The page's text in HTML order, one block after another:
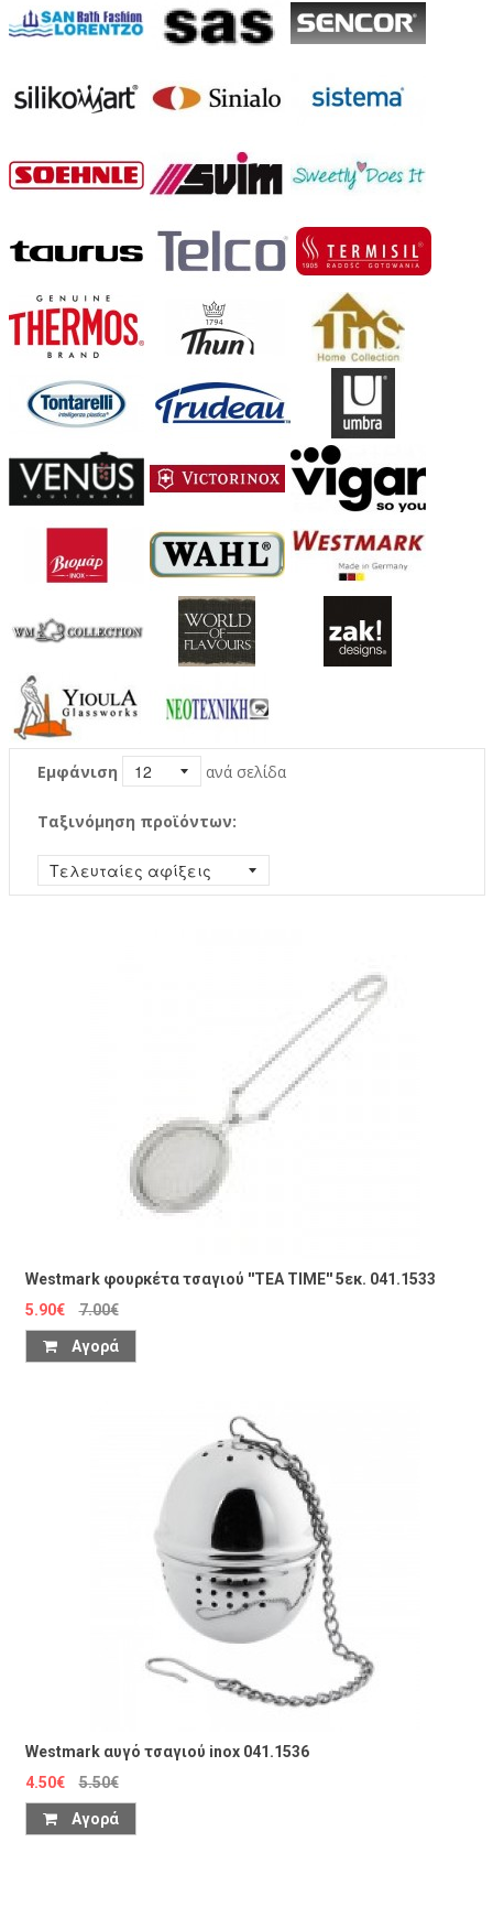
Εμφάνιση ανά σελίδα
Ταξινόμηση προϊόντων:
Westmark φουρκέτα τσαγιού ''TEA TIME'' 5εκ. 041.1533
5.90€
7.00€
Αγορά
Westmark αυγό τσαγιού inox 041.1536
4.50€
5.50€
Αγορά